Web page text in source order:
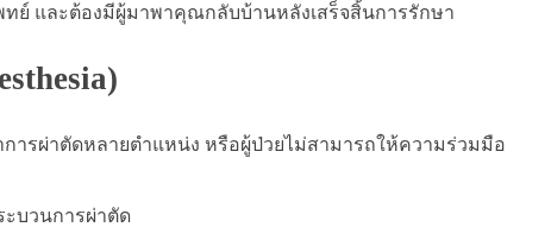
ทย์ และต้องมีผู้มาพาคุณกลับบ้านหลังเสร็จสิ้นการรักษา
รผ่าตัดหลายตำแหน่ง หรือผู้ป่วยไม่สามารถให้ความร่วมมือ
บวนการผ่าตัด